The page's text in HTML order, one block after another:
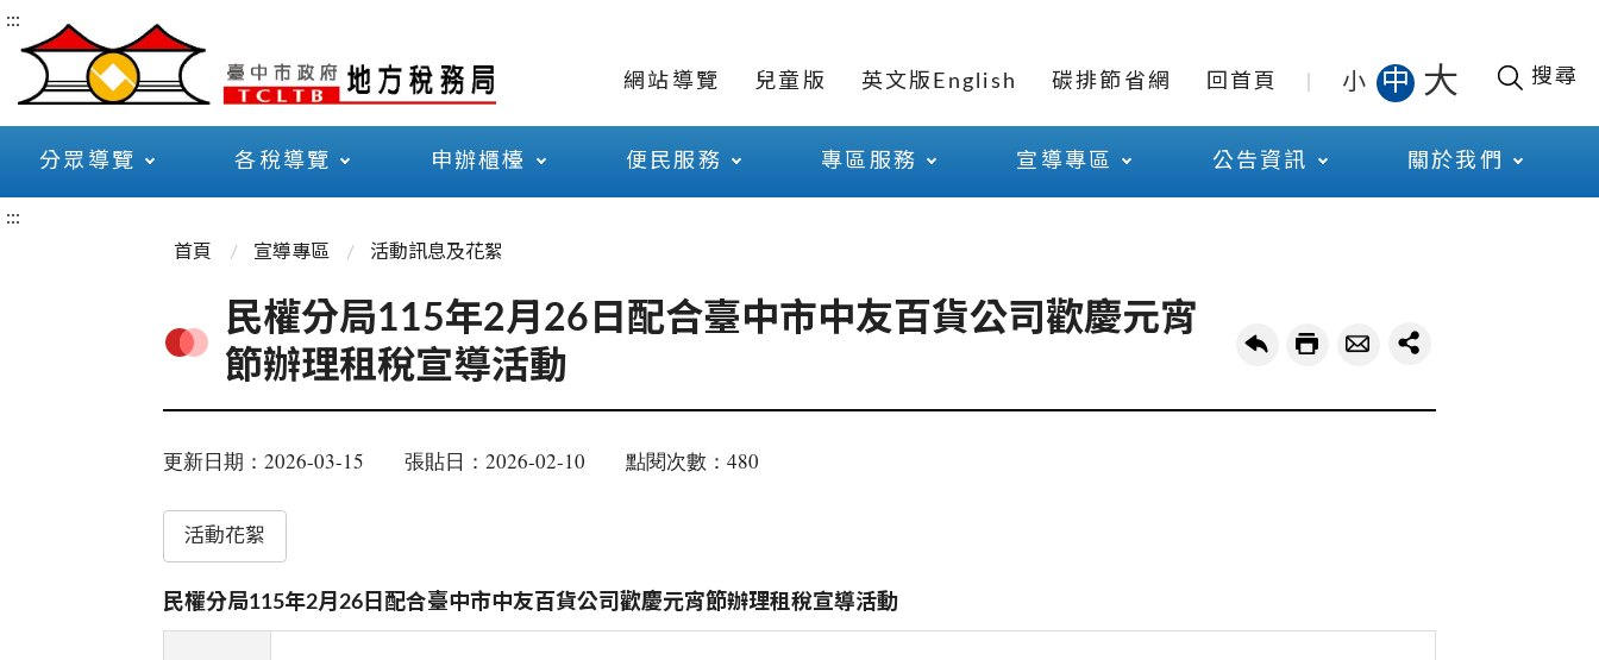
:::
網站導覽 兒童版 英文版English 碳排節省網 回首頁 小 中 大 搜尋
分眾導覽 各稅導覽 申辦櫃檯 便民服務 專區服務 宣導專區 公告資訊 關於我們
:::
首頁
宣導專區 活動訊息及花絮
民權分局115年2月26日配合臺中市中友百貨公司歡慶元宵
節辦理租稅宣導活動
更新日期：2026-03-15 張貼日：2026-02-10 點閱次數：480
活動花絮
民權分局115年2月26日配合臺中市中友百貨公司歡慶元宵節辦理租稅宣導活動